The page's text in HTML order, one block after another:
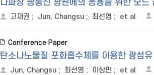
다파장 광통신 광원에의 응용을 위한 모
고재권 ; Jun, Changsu ; 최선영 ; et al
Conference Paper
탄소나노물질 포화흡수체를 이용한 광섬
Jun, Changsu ; 최선영 ; 이상민 ; et al